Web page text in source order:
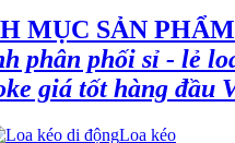
MỤC SẢN PHẨM
Loa kéo